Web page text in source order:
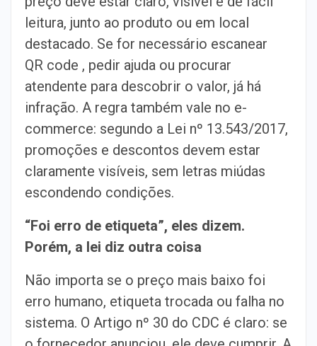
leitura, junto ao produto ou em local
destacado. Se for necessário escanear
QR code , pedir ajuda ou procurar
atendente para descobrir o valor, já há
infração. A regra também vale no e-
commerce: segundo a Lei nº 13.543/2017,
promoções e descontos devem estar
claramente visíveis, sem letras miúdas
escondendo condições.
“Foi erro de etiqueta”, eles dizem.
Porém, a lei diz outra coisa
Não importa se o preço mais baixo foi
erro humano, etiqueta trocada ou falha no
sistema. O Artigo nº 30 do CDC é claro: se